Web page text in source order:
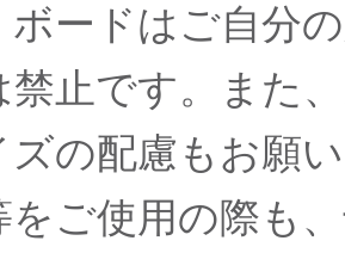
ボードはご自分
禁止です。また
ズの配慮もお願
をご使用の際も